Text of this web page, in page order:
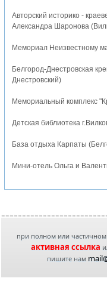
Авторский историко -
Александра Шаронова
Мемориал Неизвестному
Белгород-Днестровская
Днестровский)
Мемориальный комплекс
Детская библиотека
База отдыха Карпаты
Мини-отель Ольга и
при полном или
активная ссылка
пишите нам